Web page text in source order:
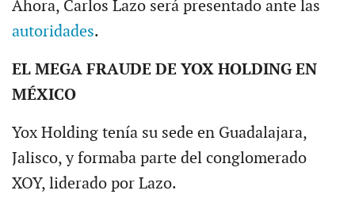
Ahora, Carlos Lazo será presentado ante las
autoridades.
EL MEGA FRAUDE DE YOX HOLDING EN
MÉXICO
Yox Holding tenía su sede en Guadalajara,
Jalisco, y formaba parte del conglomerado
XOY, liderado por Lazo.